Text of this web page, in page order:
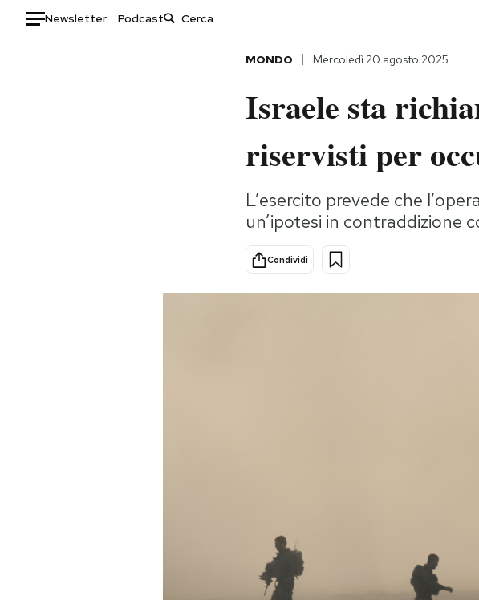
Newsletter Podcast
Storie/Idee
Ok Boomer!
Altrecose
MONDO Mercoledì 20 agosto 2025
Israele sta
riservisti per
L’esercito prevede che
un’ipotesi in contraddizione
Condividi